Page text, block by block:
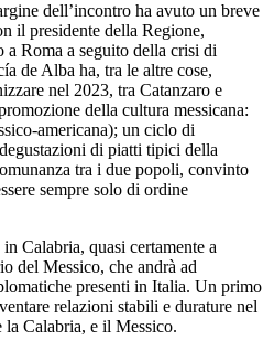
dell’incontro ha avuto un breve
il presidente della Regione,
a Roma a seguito della crisi di
de Alba ha, tra le altre cose,
nel 2023, tra Catanzaro e
della cultura messicana:
americana); un ciclo di
di piatti tipici della
tra i due popoli, convinto
sempre solo di ordine
Calabria, quasi certamente a
del Messico, che andrà ad
presenti in Italia. Un primo
relazioni stabili e durature nel
la Calabria, e il Messico.